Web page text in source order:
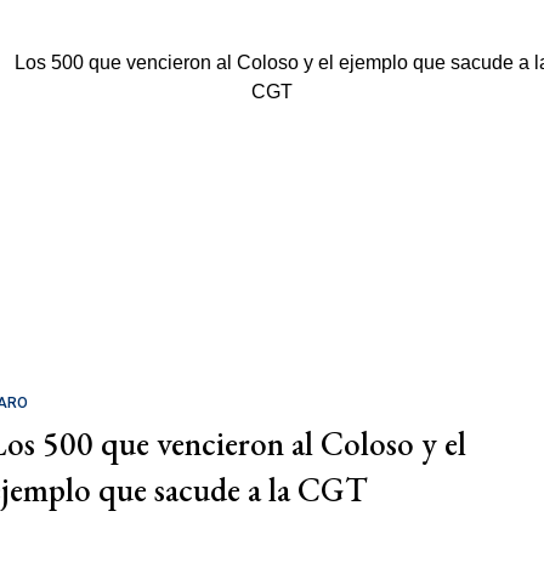
500 que vencieron al Coloso y el
que sacude a la CGT